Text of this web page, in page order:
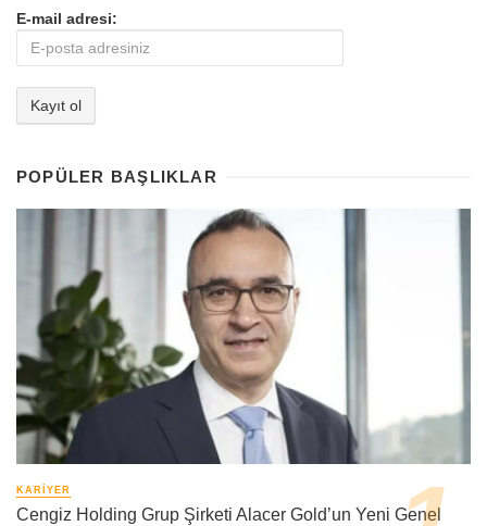
E-mail adresi:
POPÜLER BAŞLIKLAR
KARIYER
Cengiz Holding Grup Şirketi Alacer Gold’un Yeni Genel